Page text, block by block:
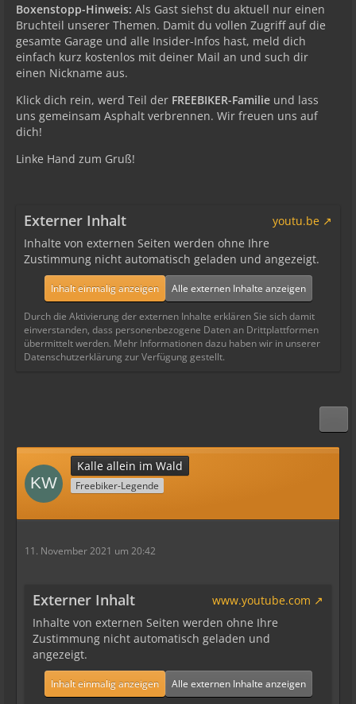
Boxenstopp-Hinweis: Als Gast siehst du aktuell nur einen
Bruchteil unserer Themen. Damit du vollen Zugriff auf die
gesamte Garage und alle Insider-Infos hast, meld dich
einfach kurz kostenlos mit deiner Mail an und such dir
einen Nickname aus.
Klick dich rein, werd Teil der FREEBIKER-Familie und lass
uns gemeinsam Asphalt verbrennen. Wir freuen uns auf
dich!
Linke Hand zum Gruß!
Externer Inhalt
youtu.be
Inhalte von externen Seiten werden ohne Ihre
Zustimmung nicht automatisch geladen und angezeigt.
Inhalt einmalig anzeigen Alle externen Inhalte anzeigen
Durch die Aktivierung der externen Inhalte erklären Sie sich damit
einverstanden, dass personenbezogene Daten an Drittplattformen
übermittelt werden. Mehr Informationen dazu haben wir in unserer
Datenschutzerklärung zur Verfügung gestellt.
Kalle allein im Wald
Freebiker-Legende
11. November 2021 um 20:42
Externer Inhalt
www.youtube.com
Inhalte von externen Seiten werden ohne Ihre
Zustimmung nicht automatisch geladen und
angezeigt.
Inhalt einmalig anzeigen Alle externen Inhalte anzeigen